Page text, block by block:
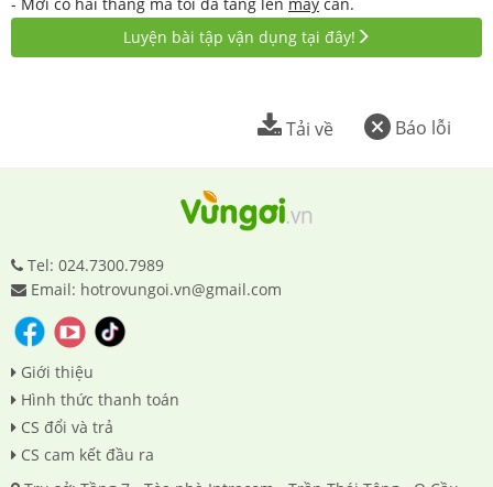
Luyện bài tập vận dụng tại đây!
Báo lỗi
Tải về
Tel: 024.7300.7989
Email: hotrovungoi.vn@gmail.com
Giới thiệu
Hình thức thanh toán
CS đổi và trả
CS cam kết đầu ra